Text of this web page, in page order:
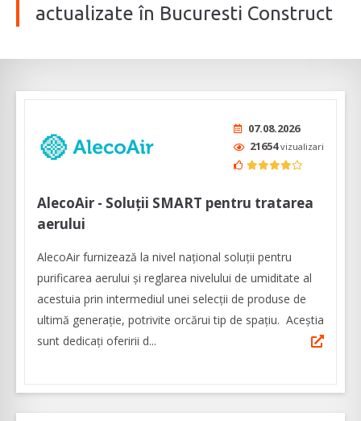
actualizate în Bucuresti Construct
07.08.2026
21654vizualizari
AlecoAir - Soluții SMART pentru tratarea
aerului
AlecoAir furnizează la nivel național soluții pentru
purificarea aerului și reglarea nivelului de umiditate al
acestuia prin intermediul unei selecţii de produse de
ultimă generaţie, potrivite orcărui tip de spaţiu. Aceștia
sunt dedicați oferirii d...